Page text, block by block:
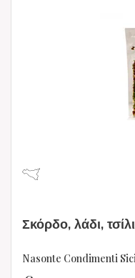
Σκόρδο, λάδι,
Nasonte Condimenti